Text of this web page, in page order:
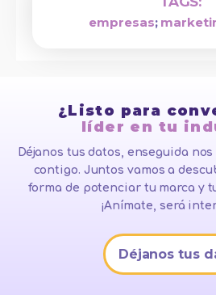
empresas;
¿Listo para
líder en tu
Déjanos tus datos, enseguida
contigo. Juntos vamos a
forma de potenciar tu marca y
¡Anímate, será
Déjanos tus